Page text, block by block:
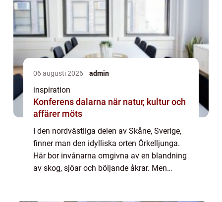
06 augusti 2026 admin
inspiration
Konferens dalarna när natur, kultur och
affärer möts
I den nordvästliga delen av Skåne, Sverige,
finner man den idylliska orten Örkelljunga.
Här bor invånarna omgivna av en blandning
av skog, sjöar och böljande åkrar. Men